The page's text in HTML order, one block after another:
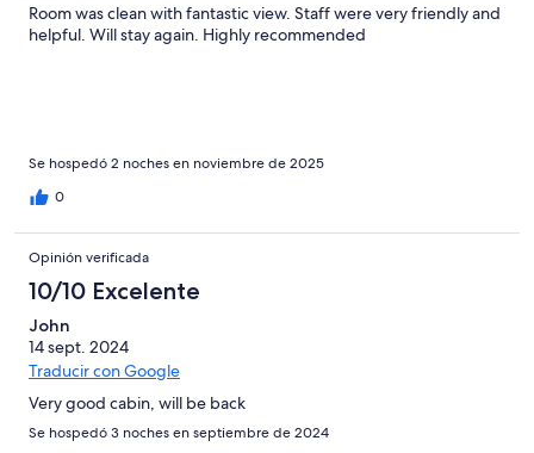
Room was clean with fantastic view. Staff were very friendly and
helpful. Will stay again. Highly recommended
Se hospedó 2 noches en noviembre de 2025
0
Opinión verificada
10/10 Excelente
John
14 sept. 2024
Traducir con Google
Very good cabin, will be back
Se hospedó 3 noches en septiembre de 2024